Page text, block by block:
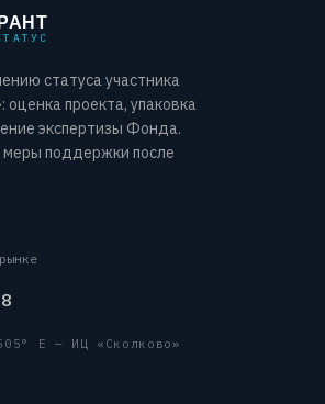
статуса участника
оценка проекта, упаковка
экспертизы Фонда.
поддержки после
E — ИЦ «Сколково»